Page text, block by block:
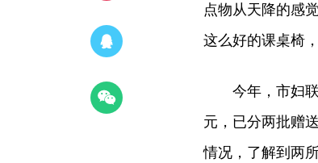
点物从天降的感
这么好的课桌椅
今年，市妇联
元，已分两批赠
情况，了解到两